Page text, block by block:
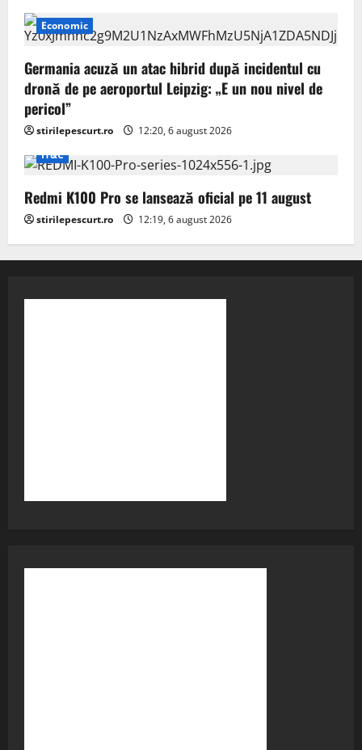
Economic
Germania acuză un atac hibrid după incidentul cu
dronă de pe aeroportul Leipzig: „E un nou nivel de
pericol”
stirilepescurt.ro
12:20, 6 august 2026
IT&C
Redmi K100 Pro se lansează oficial pe 11 august
stirilepescurt.ro 12:19, 6 august 2026